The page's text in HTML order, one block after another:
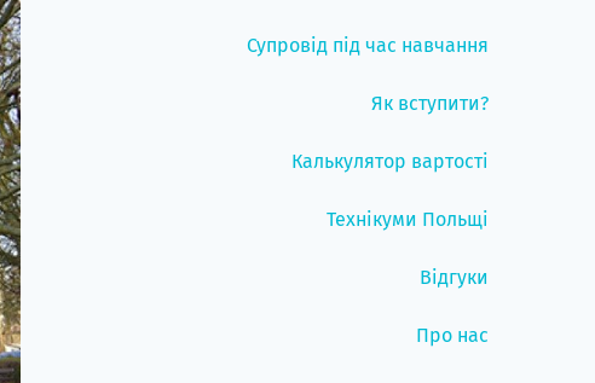
Супровід під час навчання
Як вступити?
Калькулятор вартості
Технікуми Польщі
Відгуки
Про нас